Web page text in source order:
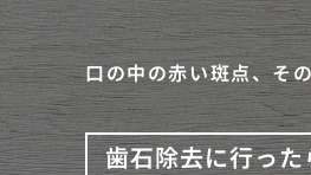
口の中の赤い斑点、そ
歯石除去に行っ